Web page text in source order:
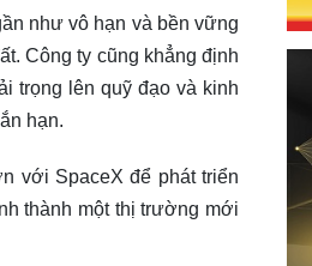
như vô hạn và bền vững
Công ty cũng khẳng định
trọng lên quỹ đạo và kinh
hạn.
với SpaceX để phát triển
thành một thị trường mới